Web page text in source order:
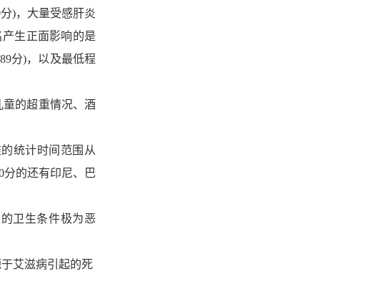
)，大量受感肝炎
生正面影响的是
分)，以及最低程
的超重情况、酒
统计时间范围从
分的还有印尼、巴
卫生条件极为恶
艾滋病引起的死